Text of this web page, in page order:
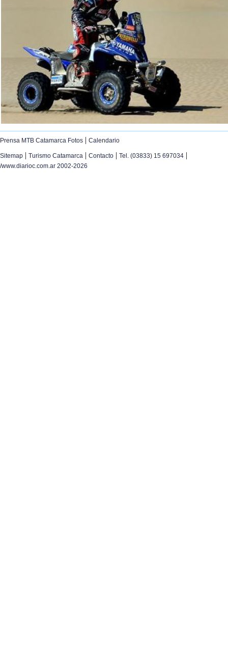
Prensa MTB Catamarca Fotos | Calendario
Sitemap | Turismo Catamarca | Contacto | Tel. (03833) 15 697034 |
/www.diarioc.com.ar 2002-2026